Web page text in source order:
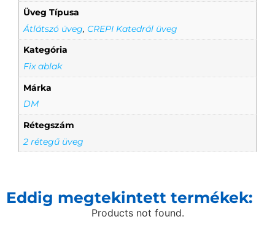
Üveg Típusa
Átlátszó üveg, CREPI Katedrál üveg
Kategória
Fix ablak
Márka
DM
Rétegszám
2 rétegű üveg
Eddig megtekintett termékek:
Products not found.